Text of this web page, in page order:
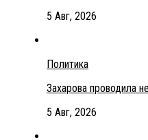
5 Авг, 2026
Политика
Захарова проводила
5 Авг, 2026